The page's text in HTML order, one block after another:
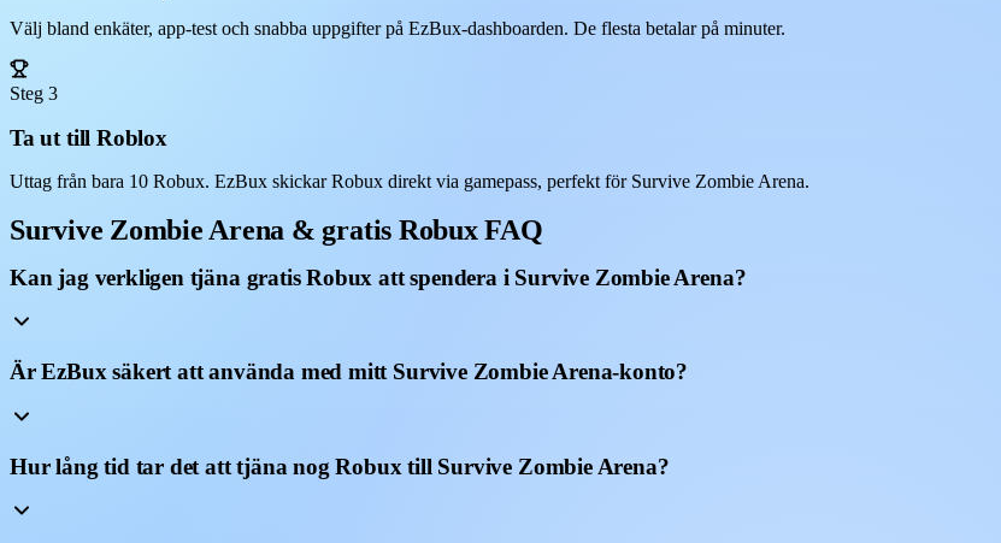
Välj bland enkäter, app-test och snabba uppgifter på EzBux-dashboarden. De flesta betalar på minuter.
Steg 3
Ta ut till Roblox
Uttag från bara 10 Robux. EzBux skickar Robux direkt via gamepass, perfekt för Survive Zombie Arena.
Survive Zombie Arena & gratis Robux FAQ
Kan jag verkligen tjäna gratis Robux att spendera i Survive Zombie Arena?
Är EzBux säkert att använda med mitt Survive Zombie Arena-konto?
Hur lång tid tar det att tjäna nog Robux till Survive Zombie Arena?